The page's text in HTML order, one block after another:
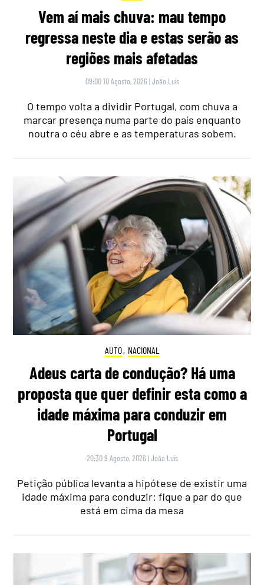
Vem aí mais chuva: mau tempo
regressa neste dia e estas serão as
regiões mais afetadas
09:00 10 Agosto, 2026 |João Luís
O tempo volta a dividir Portugal, com chuva a
marcar presença numa parte do país enquanto
noutra o céu abre e as temperaturas sobem.
AUTO, NACIONAL
Adeus carta de condução? Há uma
proposta que quer definir esta como a
idade máxima para conduzir em
Portugal
20:30 9 Agosto, 2026 |João Luís
Petição pública levanta a hipótese de existir uma
idade máxima para conduzir: fique a par do que
está em cima da mesa